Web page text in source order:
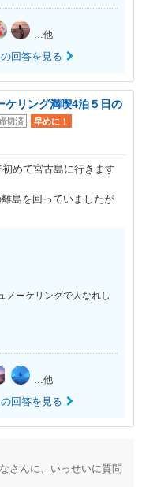
…他
回答を見る
ケリング満喫4泊５日の
切済 早めに！
めて宮古島に行きます
島を回っていましたが
ノーケリングで人なれし
…他
回答を見る
さんに、いっせいに質問